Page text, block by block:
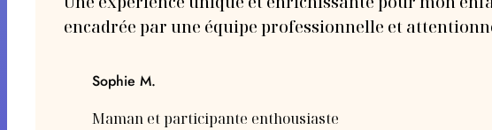
encadrée par une équipe professionnelle et
Sophie M.
Maman et participante enthousiaste